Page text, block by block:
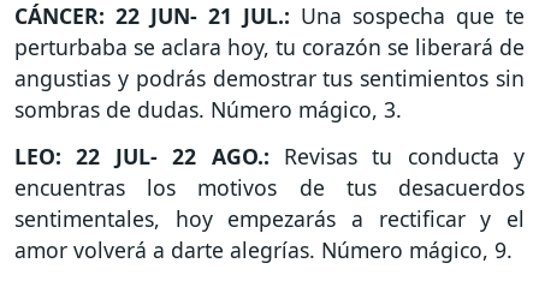
CÁNCER: 22 JUN- 21 JUL.: Una sospecha que te
perturbaba se aclara hoy, tu corazón se liberará de
angustias y podrás demostrar tus sentimientos sin
sombras de dudas. Número mágico, 3.
LEO: 22 JUL- 22 AGO.: Revisas tu conducta y
encuentras los motivos de tus desacuerdos
sentimentales, hoy empezarás a rectificar y el
amor volverá a darte alegrías. Número mágico, 9.